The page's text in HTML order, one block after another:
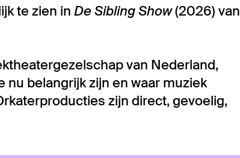
te zien in De Sibling Show(2026) van
van Nederland,
nu belangrijk zijn en waar muziek
zijn direct, gevoelig,